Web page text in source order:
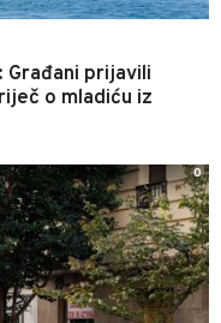
prijavili
o mladiću iz
0